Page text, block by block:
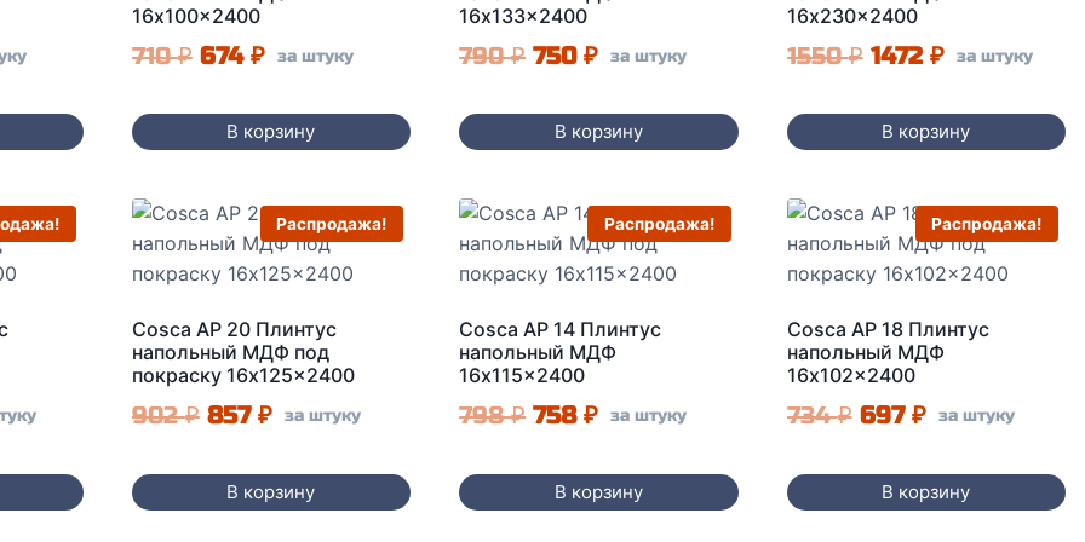
16x100x2400
710₽ Первоначальная
составляла
674 ₽Текущая
674 ₽.
за штуку
В корзину
16x133x2400
790₽ Первоначальная
составляла
750₽Текущая
750 ₽.
за штуку
В корзину
16x230x2400
1550₽ Первоначальная
составляла
1472 ₽Текущая
1472 ₽.
за штуку
В корзину
Распродажа!
Cosca AP 20 Плинтус
напольный МДФ под
покраску 16x125x2400
902₽ Первоначальная
составляла
857 ₽Текущая
857 ₽.
за штуку
В корзину
Распродажа!
Cosca AP 14 Плинтус
напольный МДФ
16x115x2400
798₽ Первоначальная
составляла
758₽Текущая
758 ₽.
за штуку
В корзину
Распродажа!
Cosca AP 18 Плинтус
напольный МДФ
16x102x2400
734₽ Первоначальная
составляла
697 ₽Текущая
697 ₽.
за штуку
В корзину